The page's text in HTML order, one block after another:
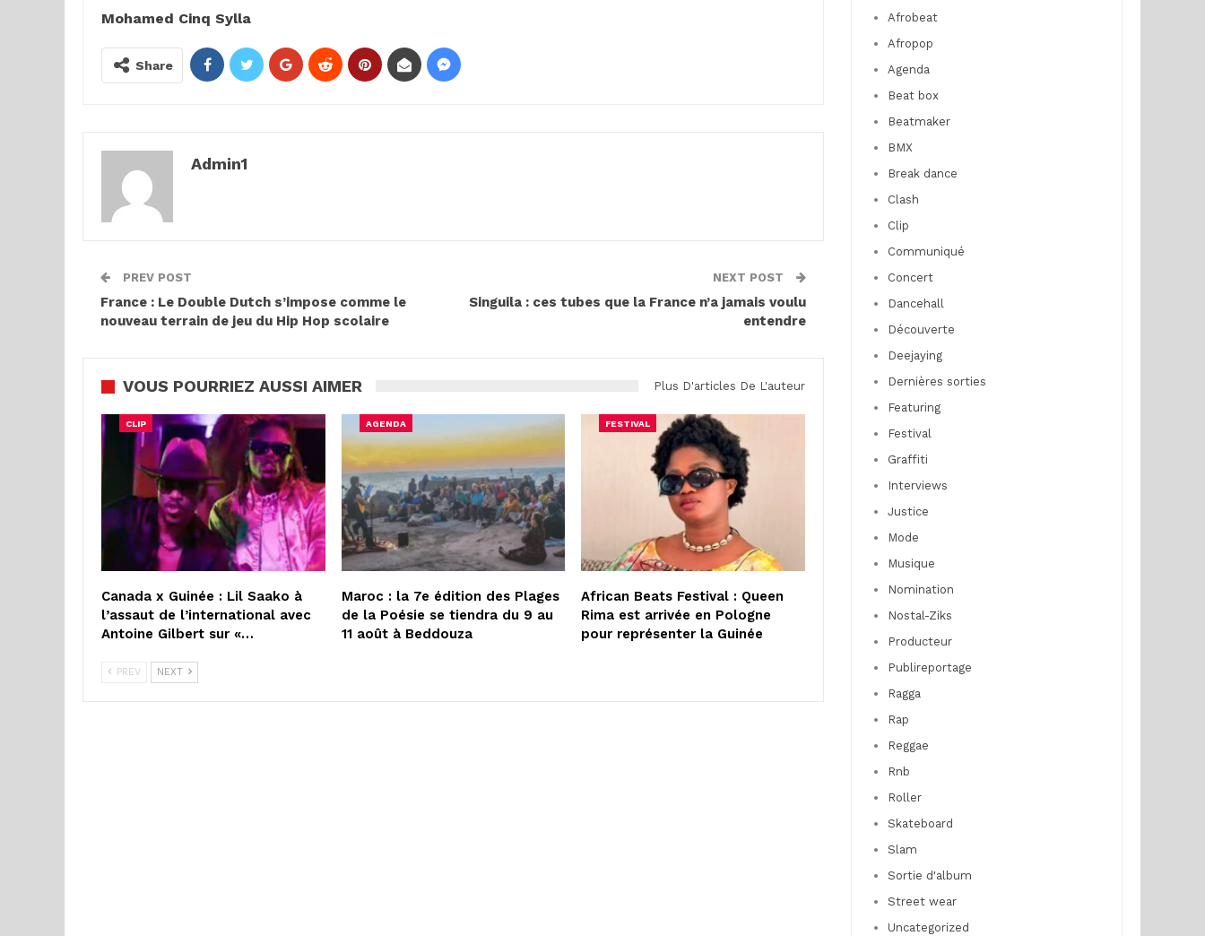
Mohamed Cinq Sylla
Share
Admin1
PREV POST
France : Le Double Dutch s’impose comme le
nouveau terrain de jeu du Hip Hop scolaire
NEXT POST
Singuila : ces tubes que la France n’a jamais voulu
entendre
VOUS POURRIEZ AUSSI AIMER Plus D'articles De L'auteur
CLIP
Canada x Guinée : Lil Saako à
l’assaut de l’international avec
Antoine Gilbert sur «…
AGENDA
Maroc : la 7e édition des Plages
de la Poésie se tiendra du 9 au
11 août à Beddouza
FESTIVAL
African Beats Festival : Queen
Rima est arrivée en Pologne
pour représenter la Guinée
PREV NEXT
Afrobeat
Afropop
Agenda
Beat box
Beatmaker
BMX
Break dance
Clash
Clip
Communiqué
Concert
Dancehall
Découverte
Deejaying
Dernières sorties
Featuring
Festival
Graffiti
Interviews
Justice
Mode
Musique
Nomination
Nostal-Ziks
Producteur
Publireportage
Ragga
Rap
Reggae
Rnb
Roller
Skateboard
Slam
Sortie d'album
Street wear
Uncategorized